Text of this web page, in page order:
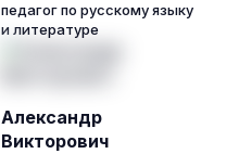
педагог по русскому языку
и литературе
Александр
Викторович